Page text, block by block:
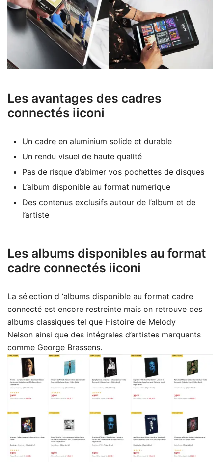
Les avantages des cadres
connectés iiconi
Un cadre en aluminium solide et durable
Un rendu visuel de haute qualité
Pas de risque d’abimer vos pochettes de disques
L’album disponible au format numerique
Des contenus exclusifs autour de l’album et de
l’artiste
Les albums disponibles au format
cadre connectés iiconi
La sélection d ‘albums disponible au format cadre
connecté est encore restreinte mais on retrouve des
albums classiques tel que Histoire de Melody
Nelson ainsi que des intégrales d’artistes marquants
comme George Brassens.